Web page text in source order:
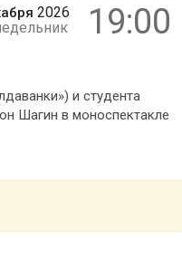
2026
19:00
и студента
Шагин в моноспектакле